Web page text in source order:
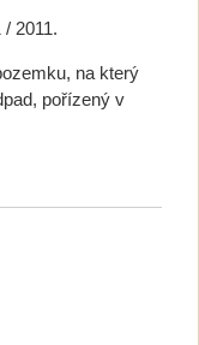
2011.
na který
pořízený v